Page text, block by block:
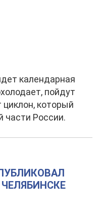
календарная
пойдут
который
части России.